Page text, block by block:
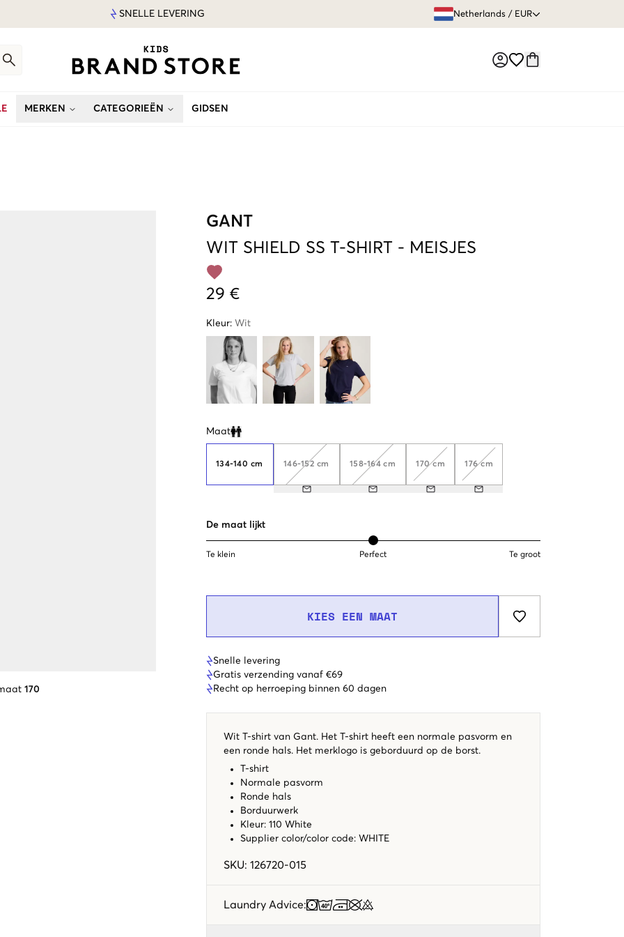
SNELLE LEVERING Netherlands / EUR
MERKEN CATEGORIEËN GIDSEN
170
GANT
WIT SHIELD SS T-SHIRT - MEISJES
29 €
Kleur: Wit
Maat
Clone modal
134-140 cm 146-152 cm 158-164 cm 170 cm 176 cm
De maat lijkt
Te klein Perfect Te groot
KIES EEN MAAT
Snelle levering
Gratis verzending vanaf €69
Recht op herroeping binnen 60 dagen
Wit T-shirt van Gant. Het T-shirt heeft een normale pasvorm en
een ronde hals. Het merklogo is geborduurd op de borst.
T-shirt
Normale pasvorm
Ronde hals
Borduurwerk
Kleur: 110 White
Supplier color/color code: WHITE
SKU: 126720-015
Laundry Advice: